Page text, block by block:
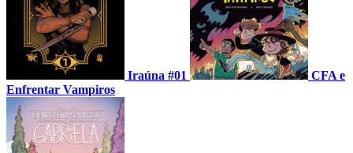
Iraúna #01
CFA e
Enfrentar Vampiros